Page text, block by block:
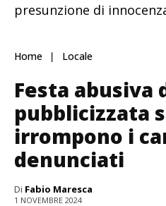
presunzione di
Home Locale
Festa abusiva
pubblicizzata
irrompono i
denunciati
Di Fabio Maresca
1 NOVEMBRE 2024